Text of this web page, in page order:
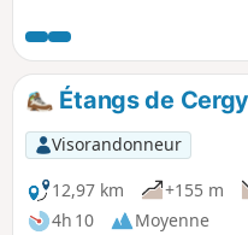
découvrirez au passage le
de Jouy-le-Moutier dit
des Blanchards et ses
voie ferrée qui reliait
Majeur, la maison de
que la base de loisirs des
Étangs de
Visorandonneur
12,97 km
+155 m
4h 10
Moyenne